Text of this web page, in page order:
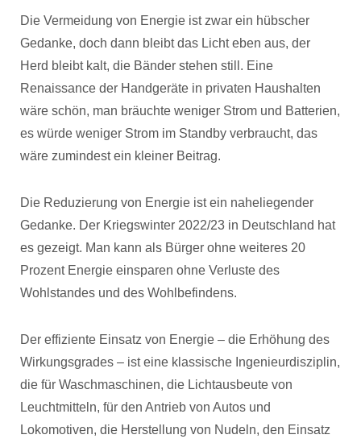
Die Vermeidung von Energie ist zwar ein hübscher
Gedanke, doch dann bleibt das Licht eben aus, der
Herd bleibt kalt, die Bänder stehen still. Eine
Renaissance der Handgeräte in privaten Haushalten
wäre schön, man bräuchte weniger Strom und Batterien,
es würde weniger Strom im Standby verbraucht, das
wäre zumindest ein kleiner Beitrag.
Die Reduzierung von Energie ist ein naheliegender
Gedanke. Der Kriegswinter 2022/23 in Deutschland hat
es gezeigt. Man kann als Bürger ohne weiteres 20
Prozent Energie einsparen ohne Verluste des
Wohlstandes und des Wohlbefindens.
Der effiziente Einsatz von Energie – die Erhöhung des
Wirkungsgrades – ist eine klassische Ingenieurdisziplin,
die für Waschmaschinen, die Lichtausbeute von
Leuchtmitteln, für den Antrieb von Autos und
Lokomotiven, die Herstellung von Nudeln, den Einsatz